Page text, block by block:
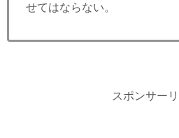
せてはならない。
スポンサー